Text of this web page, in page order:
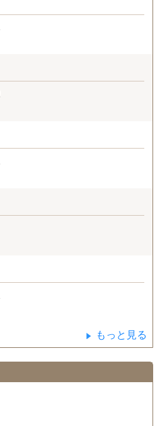
もっと見る